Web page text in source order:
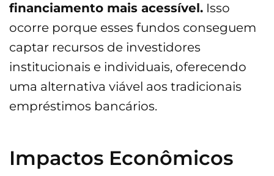
financiamento mais acessível. Isso
ocorre porque esses fundos conseguem
captar recursos de investidores
institucionais e individuais, oferecendo
uma alternativa viável aos tradicionais
empréstimos bancários.
Impactos Econômicos